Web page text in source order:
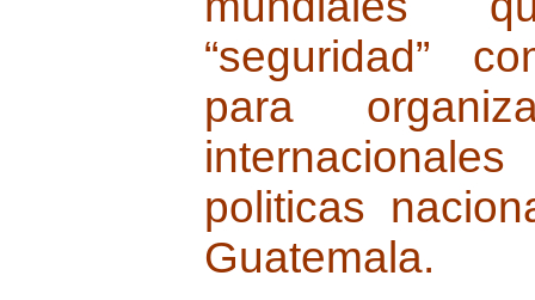
“seguridad”
para
politicas
Guatemala.